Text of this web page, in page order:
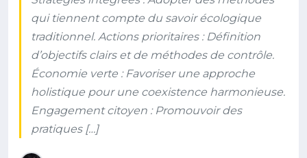
qui tiennent compte du savoir écologique
traditionnel. Actions prioritaires : Définition
d’objectifs clairs et de méthodes de contrôle.
Économie verte : Favoriser une approche
holistique pour une coexistence harmonieuse.
Engagement citoyen : Promouvoir des
pratiques […]